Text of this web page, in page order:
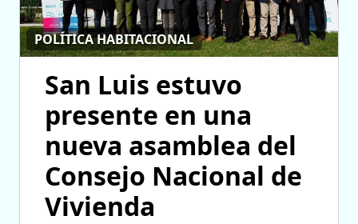
POLÍTICA HABITACIONAL
San Luis estuvo
presente en una
nueva asamblea del
Consejo Nacional de
Vivienda